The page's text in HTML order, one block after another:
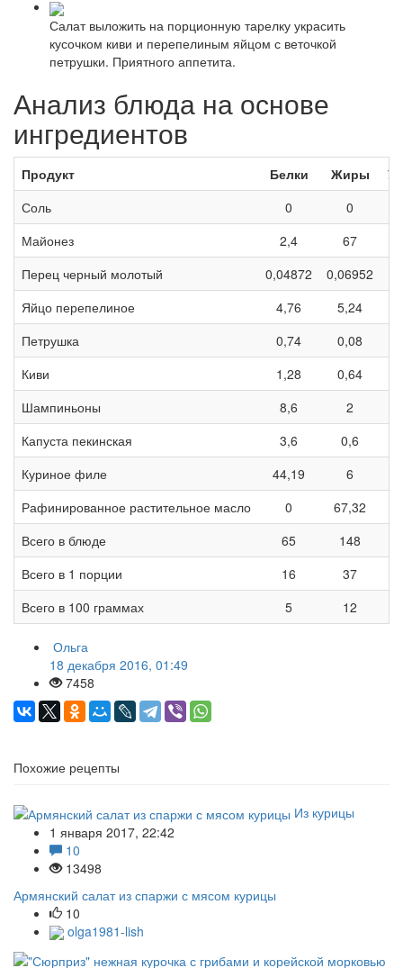
Салат выложить на порционную тарелку украсить
кусочком киви и перепелиным яйцом с веточкой
петрушки. Приятного аппетита.
Анализ блюда на основе
ингредиентов
Продукт Белки Жиры
Соль
0
0
Майонез
2,4
67
Перец черный молотый
0,04872 0,06952
Яйцо перепелиное
4,76
5,24
Петрушка
0,74
0,08
Киви
1,28
0,64
Шампиньоны
8,6
2
Капуста пекинская
3,6
0,6
Куриное филе
44,19
6
Рафинированное растительное масло
0
67,32
Всего в блюде
65
148
Всего в 1 порции
16
37
Всего в 100 граммах
5 12
Ольга
18 декабря 2016, 01:49
7458
Похожие рецепты
Из курицы
1 января 2017, 22:42
10
13498
Армянский салат из спаржи с мясом курицы
10
olga1981-lish